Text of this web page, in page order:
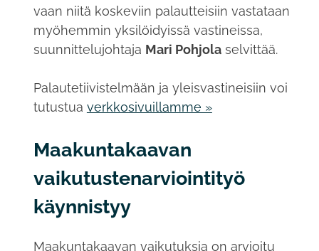
vaan niitä koskeviin palautteisiin vastataan
myöhemmin yksilöidyissä vastineissa,
suunnittelujohtaja Mari Pohjolaselvittää.
Palautetiivistelmään ja yleisvastineisiin voi
tutustua verkkosivuillamme »
Maakuntakaavan
vaikutustenarviointityö
käynnistyy
Maakuntakaavan vaikutuksia on arvioitu